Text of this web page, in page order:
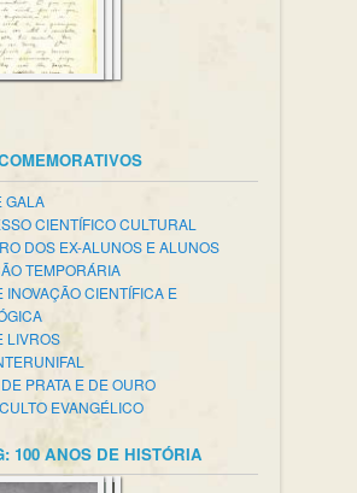
GALA
CIENTÍFICO CULTURAL
DOS EX-ALUNOS E ALUNOS
TEMPORÁRIA
INOVAÇÃO CIENTÍFICA E
LIVROS
PRATA E DE OURO
EVANGÉLICO
100 ANOS DE HISTÓRIA